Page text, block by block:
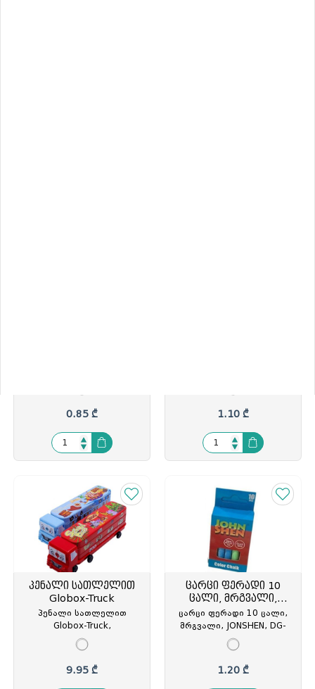
70გრ, FRE-A-ALB-16-008-
01, FRE-200309
0.85 ₾
70გრ, FRE-A-ALB-16-004-
01, FRE-200286
1.10 ₾
პენალი სათლელით
Globox-Truck
პენალი სათლელით
Globox-Truck,
კონტეინერით, ფერადი,
თურქეთი, GLO-3534, GLO-
335344
9.95 ₾
ცარცი ფერადი 10
ცალი, მრგვალი,
JONSHEN
ცარცი ფერადი 10 ცალი,
მრგვალი, JONSHEN, DG-
MP53762, DG-537623
1.20 ₾